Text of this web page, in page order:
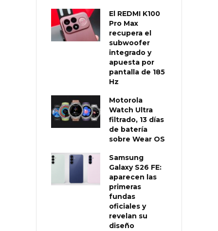
El REDMI K100
Pro Max
recupera el
subwoofer
integrado y
apuesta por
pantalla de 185
Hz
Motorola
Watch Ultra
filtrado, 13 días
de batería
sobre Wear OS
Samsung
Galaxy S26 FE:
aparecen las
primeras
fundas
oficiales y
revelan su
diseño